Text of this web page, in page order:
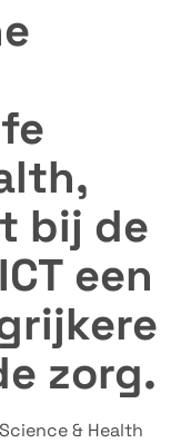
bij de
een
zorg.
& Health